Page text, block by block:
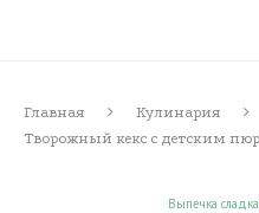
Главная Кулинария
Творожный кекс с детским
Выпечка